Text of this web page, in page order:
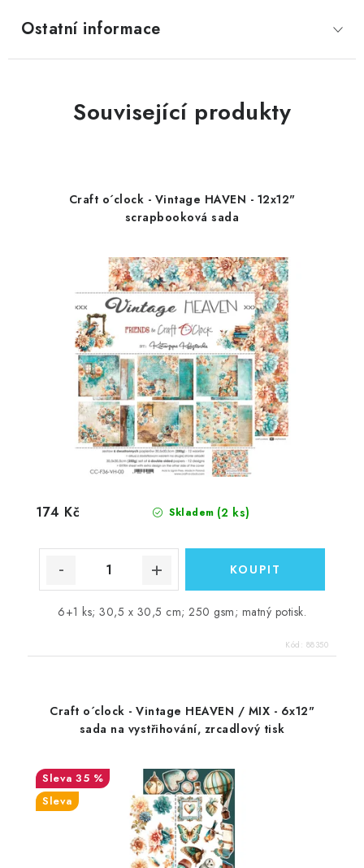
Ostatní informace
Související produkty
Craft o´clock - Vintage HAVEN - 12x12"
scrapbooková sada
Skladem (2 ks)
174 Kč
6+1 ks; 30,5 x 30,5 cm; 250 gsm; matný potisk.
Kód: 88350
Craft o´clock - Vintage HEAVEN / MIX - 6x12"
sada na vystřihování, zrcadlový tisk
35 %
Sleva